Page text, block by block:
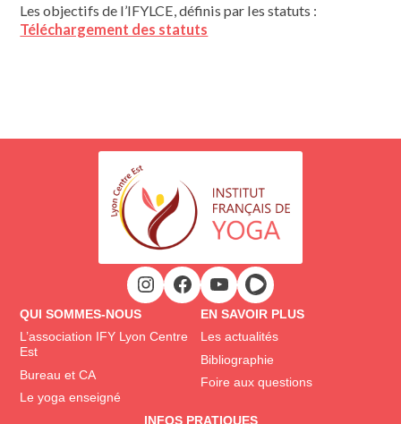
Les objectifs de l’IFYLCE, définis par les statuts :
Téléchargement des statuts
QUI SOMMES-NOUS
L’association IFY Lyon Centre
Est
Bureau et CA
Le yoga enseigné
EN SAVOIR PLUS
Les actualités
Bibliographie
Foire aux questions
INFOS PRATIQUES